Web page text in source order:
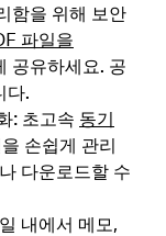
함을 위해 보안
파일을
공유하세요. 공
다.
: 초고속 동기
손쉽게 관리
다운로드할 수
내에서 메모,